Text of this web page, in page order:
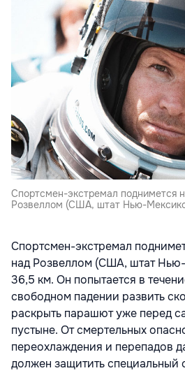
Спортсмен-экстремал поднимется
Розвеллом (США, штат Нью-
Спортсмен-экстремал
над Розвеллом (США, штат
36,5 км. Он попытается в
свободном падении развить
раскрыть парашют уже перед
пустыне. От смертельных
переохлаждения и перепадов
должен защитить специальный